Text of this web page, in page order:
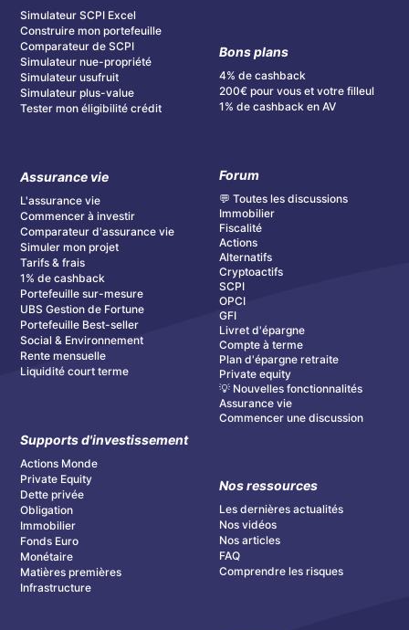
Simulateur SCPI Excel
Construire mon portefeuille
Comparateur de SCPI
Simulateur nue-propriété
Simulateur usufruit
Simulateur plus-value
Tester mon éligibilité crédit
Assurance vie
L'assurance vie
Commencer à investir
Comparateur d'assurance vie
Simuler mon projet
Tarifs & frais
1% de cashback
Portefeuille sur-mesure
UBS Gestion de Fortune
Portefeuille Best-seller
Social & Environnement
Rente mensuelle
Liquidité court terme
Supports d'investissement
Actions Monde
Private Equity
Dette privée
Obligation
Immobilier
Fonds Euro
Monétaire
Matières premières
Infrastructure
Bons plans
4% de cashback
200€ pour vous et votre filleul
1% de cashback en AV
Forum
💬 Toutes les discussions
Immobilier
Fiscalité
Actions
Alternatifs
Cryptoactifs
SCPI
OPCI
GFI
Livret d'épargne
Compte à terme
Plan d'épargne retraite
Private equity
💡 Nouvelles fonctionnalités
Assurance vie
Commencer une discussion
Nos ressources
Les dernières actualités
Nos vidéos
Nos articles
FAQ
Comprendre les risques